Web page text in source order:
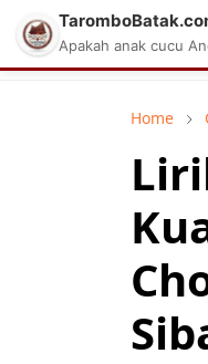
Home
Apakah anak cucu